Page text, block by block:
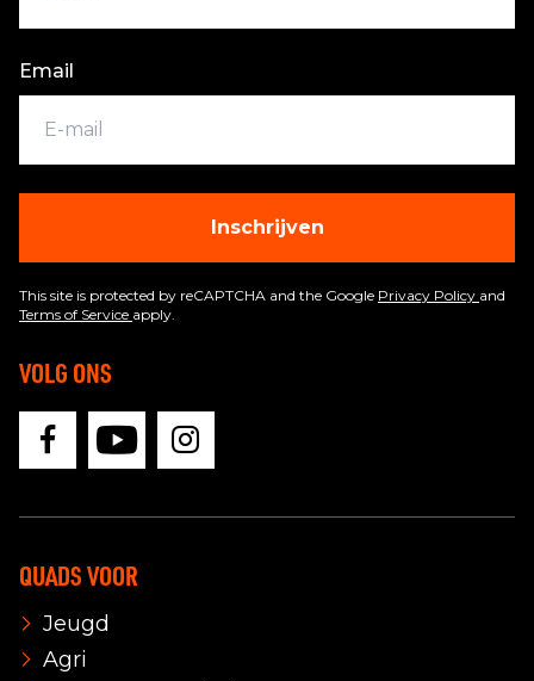
Email
Inschrijven
This site is protected by reCAPTCHA and the Google Privacy Policy and
Terms of Service apply.
VOLG ONS
QUADS VOOR
Jeugd
Agri